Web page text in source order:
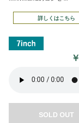
詳しくはこちら
￥
SOLD OUT